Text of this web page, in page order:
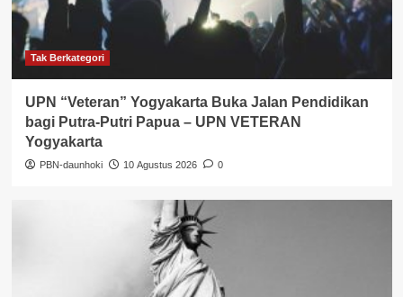
Tak Berkategori
UPN “Veteran” Yogyakarta Buka Jalan Pendidikan
bagi Putra-Putri Papua – UPN VETERAN
Yogyakarta
PBN-daunhoki 10 Agustus 2026 0